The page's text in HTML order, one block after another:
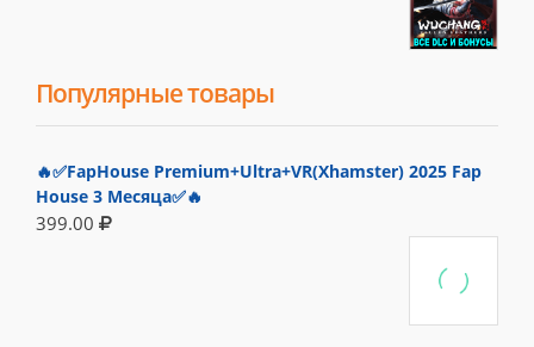
Популярные товары
🔥✅FapHouse Premium+Ultra+VR(Xhamster) 2025 Fap
House 3 Месяца✅🔥
399.00